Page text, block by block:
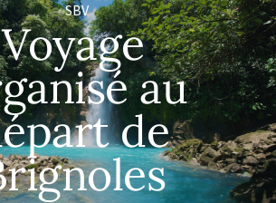
SBV
Voyage
au
de